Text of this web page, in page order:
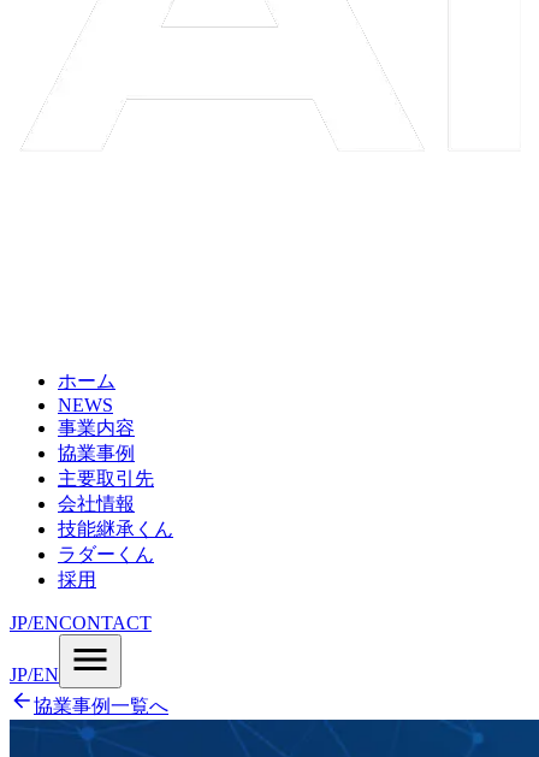
ホーム
NEWS
事業内容
協業事例
主要取引先
会社情報
技能継承くん
ラダーくん
採用
JP/ENCONTACT
JP/EN
協業事例一覧へ